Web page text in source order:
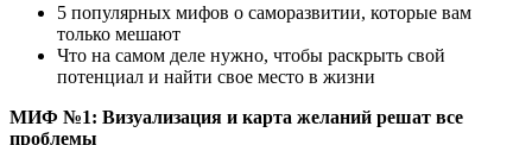
5 популярных мифов о саморазвитии, которые вам
только мешают
Что на самом деле нужно, чтобы раскрыть свой
потенциал и найти свое место в жизни
МИФ №1: Визуализация и карта желаний решат все
проблемы